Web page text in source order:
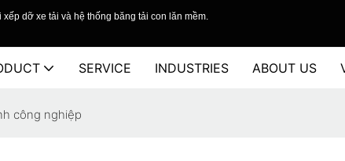
dỡ xe tải và hệ thống băng tải con lăn mềm.
SERVICE INDUSTRIES ABOUT US
công nghiệp